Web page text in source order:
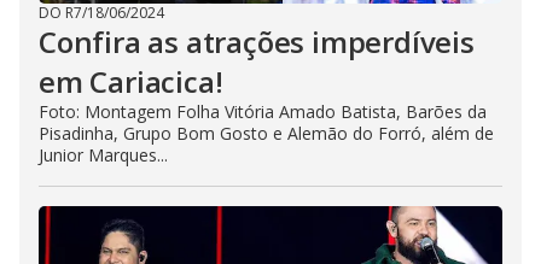
DO R7/18/06/2024
Confira as atrações imperdíveis
em Cariacica!
Foto: Montagem Folha Vitória Amado Batista, Barões da
Pisadinha, Grupo Bom Gosto e Alemão do Forró, além de
Junior Marques...